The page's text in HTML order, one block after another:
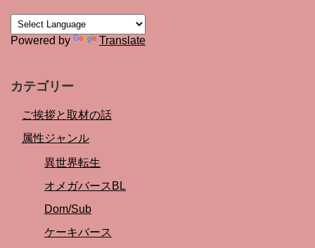
Powered by Translate
カテゴリー
ご挨拶と取材の話
属性ジャンル
異世界転生
オメガバースBL
Dom/Sub
ケーキバース